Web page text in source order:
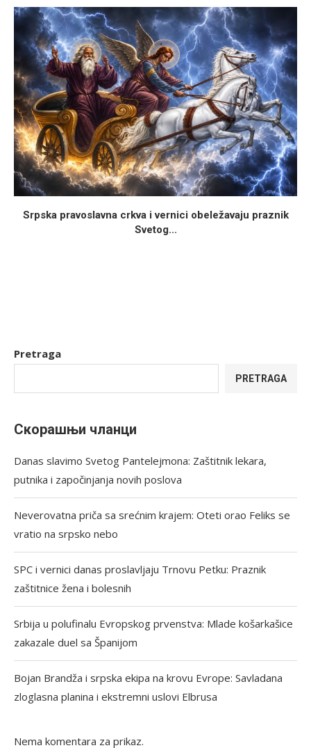
Srpska pravoslavna crkva i vernici obeležavaju praznik
Svetog...
Pretraga
PRETRAGA
Скорашњи чланци
Danas slavimo Svetog Pantelejmona: Zaštitnik lekara,
putnika i započinjanja novih poslova
Neverovatna priča sa srećnim krajem: Oteti orao Feliks se
vratio na srpsko nebo
SPC i vernici danas proslavljaju Trnovu Petku: Praznik
zaštitnice žena i bolesnih
Srbija u polufinalu Evropskog prvenstva: Mlade košarkašice
zakazale duel sa Španijom
Bojan Brandža i srpska ekipa na krovu Evrope: Savladana
zloglasna planina i ekstremni uslovi Elbrusa
Nema komentara za prikaz.